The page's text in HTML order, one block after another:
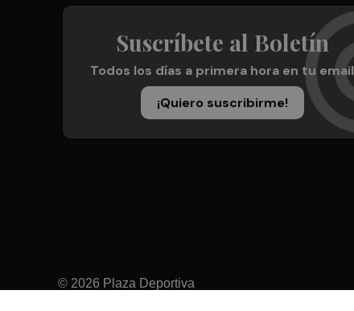
Suscríbete al Boletín
Todos los días a primera hora en tu email
¡Quiero suscribirme!
© 2026 Plaza Deportiva